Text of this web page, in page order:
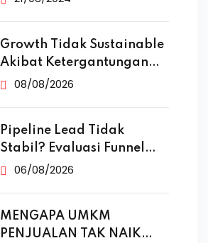
Growth Tidak Sustainable
Akibat Ketergantungan
Iklan
08/08/2026
Pipeline Lead Tidak
Stabil? Evaluasi Funnel
Marketing
06/08/2026
MENGAPA UMKM
PENJUALAN TAK NAIK